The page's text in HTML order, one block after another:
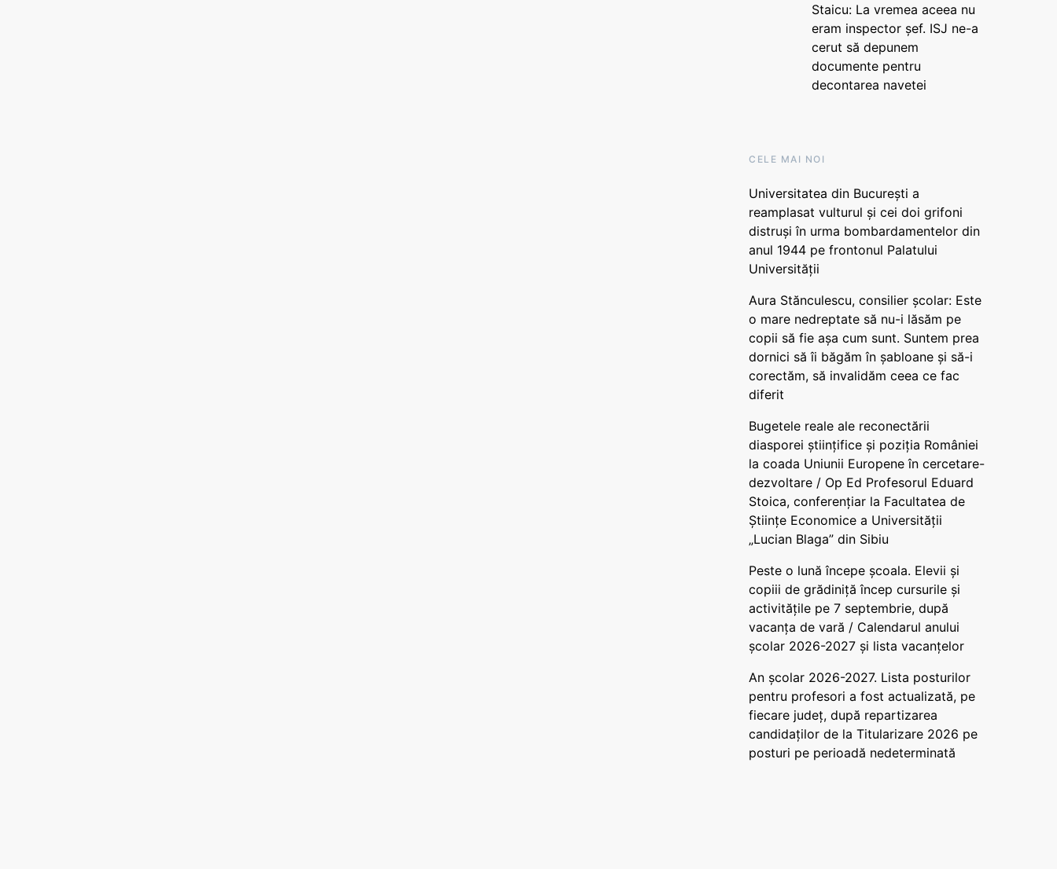
Staicu: La vremea aceea nu
eram inspector șef. ISJ ne-a
cerut să depunem
documente pentru
decontarea navetei
CELE MAI NOI
Universitatea din București a
reamplasat vulturul și cei doi grifoni
distruși în urma bombardamentelor din
anul 1944 pe frontonul Palatului
Universității
Aura Stănculescu, consilier școlar: Este
o mare nedreptate să nu-i lăsăm pe
copii să fie așa cum sunt. Suntem prea
dornici să îi băgăm în șabloane și să-i
corectăm, să invalidăm ceea ce fac
diferit
Bugetele reale ale reconectării
diasporei științifice și poziția României
la coada Uniunii Europene în cercetare-
dezvoltare / Op Ed Profesorul Eduard
Stoica, conferențiar la Facultatea de
Științe Economice a Universității
„Lucian Blaga” din Sibiu
Peste o lună începe școala. Elevii și
copiii de grădiniță încep cursurile și
activitățile pe 7 septembrie, după
vacanța de vară / Calendarul anului
școlar 2026-2027 și lista vacanțelor
An școlar 2026-2027. Lista posturilor
pentru profesori a fost actualizată, pe
fiecare județ, după repartizarea
candidaților de la Titularizare 2026 pe
posturi pe perioadă nedeterminată